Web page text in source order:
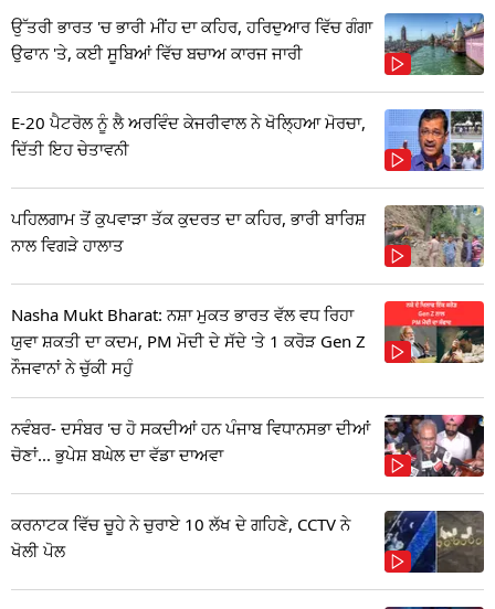
ਉੱਤਰੀ ਭਾਰਤ 'ਚ ਭਾਰੀ ਮੀਂਹ ਦਾ ਕਹਿਰ, ਹਰਿਦੁਆਰ ਵਿੱਚ ਗੰਗਾ
ਉਫਾਨ 'ਤੇ, ਕਈ ਸੂਬਿਆਂ ਵਿੱਚ ਬਚਾਅ ਕਾਰਜ ਜਾਰੀ
E-20 ਪੈਟਰੋਲ ਨੂੰ ਲੈ ਅਰਵਿੰਦ ਕੇਜਰੀਵਾਲ ਨੇ ਖੋਲ੍ਹਿਆ ਮੋਰਚਾ,
ਦਿੱਤੀ ਇਹ ਚੇਤਾਵਨੀ
ਪਹਿਲਗਾਮ ਤੋਂ ਕੁਪਵਾੜਾ ਤੱਕ ਕੁਦਰਤ ਦਾ ਕਹਿਰ, ਭਾਰੀ ਬਾਰਿਸ਼
ਨਾਲ ਵਿਗੜੇ ਹਾਲਾਤ
Nasha Mukt Bharat: ਨਸ਼ਾ ਮੁਕਤ ਭਾਰਤ ਵੱਲ ਵਧ ਰਿਹਾ
ਯੁਵਾ ਸ਼ਕਤੀ ਦਾ ਕਦਮ, PM ਮੋਦੀ ਦੇ ਸੱਦੇ 'ਤੇ 1 ਕਰੋੜ Gen Z
ਨੌਜਵਾਨਾਂ ਨੇ ਚੁੱਕੀ ਸਹੁੰ
ਨਵੰਬਰ- ਦਸੰਬਰ 'ਚ ਹੋ ਸਕਦੀਆਂ ਹਨ ਪੰਜਾਬ ਵਿਧਾਨਸਭਾ ਦੀਆਂ
ਚੋਣਾਂ... ਭੁਪੇਸ਼ ਬਘੇਲ ਦਾ ਵੱਡਾ ਦਾਅਵਾ
ਕਰਨਾਟਕ ਵਿੱਚ ਚੂਹੇ ਨੇ ਚੁਰਾਏ 10 ਲੱਖ ਦੇ ਗਹਿਣੇ, CCTV ਨੇ
ਖੋਲੀ ਪੋਲ